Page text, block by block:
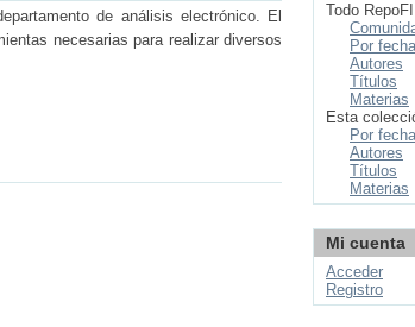
de análisis electrónico. El
necesarias para realizar diversos
Todo RepoFI
Por
Autores
Títulos
Materias
Esta
Por
Autores
Títulos
Materias
Mi cuenta
Acceder
Registro